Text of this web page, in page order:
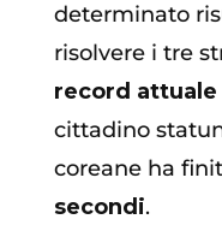
determinato
risolvere i tre
record attuale
cittadino
coreane ha
secondi.